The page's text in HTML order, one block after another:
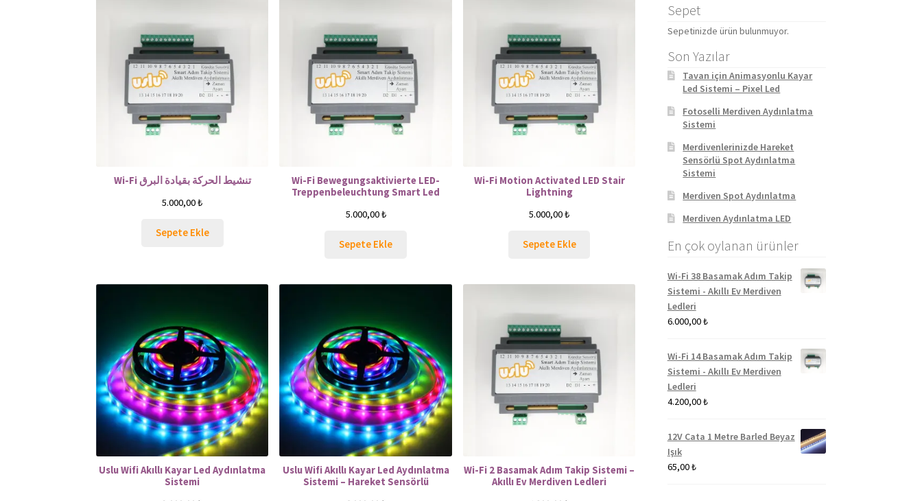
Wi-Fi تنشيط الحركة بقيادة البرق
5.000,00₺
Sepete Ekle
Wi-Fi Bewegungsaktivierte LED-
Treppenbeleuchtung Smart Led
5.000,00₺
Sepete Ekle
Wi-Fi Motion Activated LED Stair
Lightning
5.000,00₺
Sepete Ekle
Uslu Wifi Akıllı Kayar Led Aydınlatma
Sistemi
Uslu Wifi Akıllı Kayar Led Aydınlatma
Sistemi – Hareket Sensörlü
Wi-Fi 2 Basamak Adım Takip Sistemi –
Akıllı Ev Merdiven Ledleri
Sepet
Sepetinizde ürün bulunmuyor.
Son Yazılar
Tavan için Animasyonlu Kayar
Led Sistemi – Pixel Led
Fotoselli Merdiven Aydınlatma
Sistemi
Merdivenlerinizde Hareket
Sensörlü Spot Aydınlatma
Sistemi
Merdiven Spot Aydınlatma
Merdiven Aydınlatma LED
En çok oylanan ürünler
Wi-Fi 38 Basamak Adım Takip
Sistemi - Akıllı Ev Merdiven
Ledleri
6.000,00₺
Wi-Fi 14 Basamak Adım Takip
Sistemi - Akıllı Ev Merdiven
Ledleri
4.200,00₺
12V Cata 1 Metre Barled Beyaz
Işık
65,00₺